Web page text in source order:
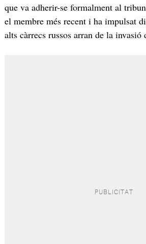
que va adherir-se formalment al
el membre més recent i ha impulsat
alts càrrecs russos arran de la invasió